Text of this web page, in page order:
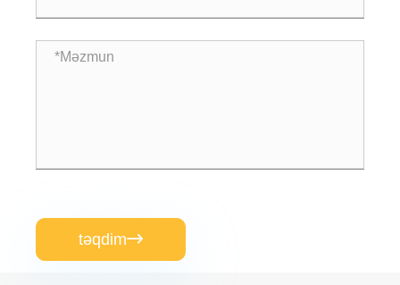
təqdim